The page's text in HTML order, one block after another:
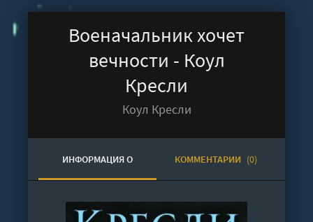
Военачальник хочет
вечности - Коул
Кресли
Коул Кресли
ИНФОРМАЦИЯ О
АУДИОКНИГЕ
КОММЕНТАРИИ (0)